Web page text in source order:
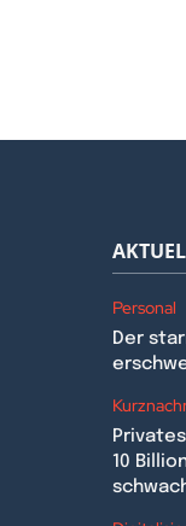
Personal
Der
10